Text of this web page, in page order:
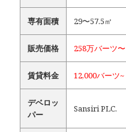
専有面積 29〜57.5㎡
販売価格 258万バーツ〜
賃貸料金 12,000バーツ~
デベロッ
パー
Sansiri PLC.